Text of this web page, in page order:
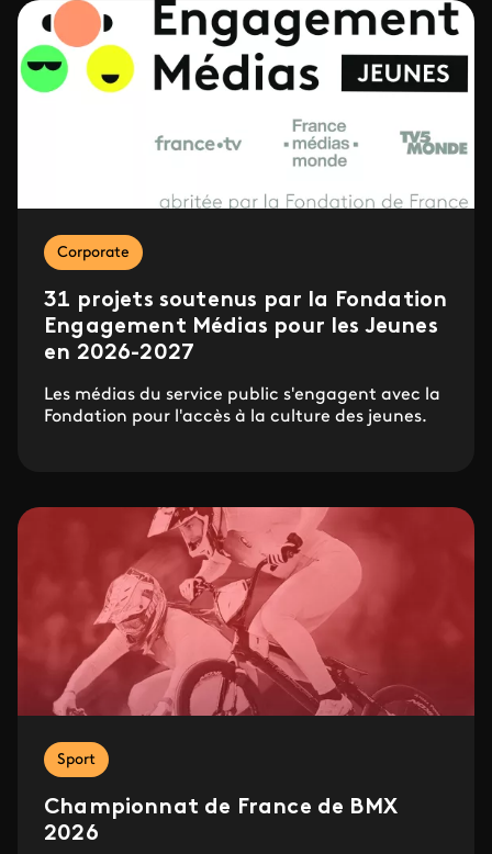
Corporate
31 projets soutenus par la Fondation
Engagement Médias pour les Jeunes
en 2026-2027
Les médias du service public s'engagent avec la
Fondation pour l'accès à la culture des jeunes.
Sport
Championnat de France de BMX
2026